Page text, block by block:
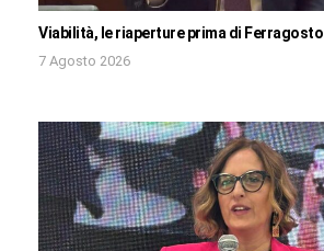
Viabilità, le riaperture prima di Ferragosto
7 Agosto 2026